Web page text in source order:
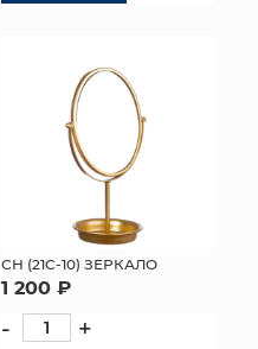
СН (21C-10) ЗЕРКАЛО
1 200 ₽
- +